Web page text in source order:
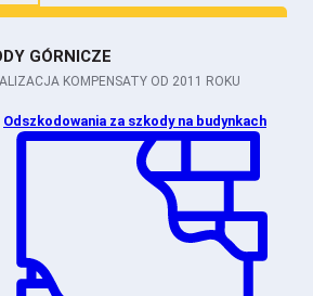
GÓRNICZE
KOMPENSATY OD 2011 ROKU
Odszkodowania za szkody na budynkach